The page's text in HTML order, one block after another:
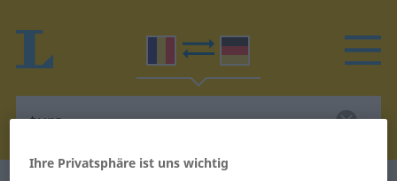
Ihre Privatsphäre ist uns wichtig